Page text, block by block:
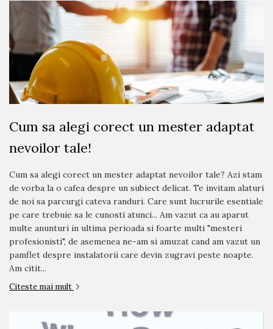
Cum sa alegi corect un mester adaptat
nevoilor tale!
Cum sa alegi corect un mester adaptat nevoilor tale? Azi stam
de vorba la o cafea despre un subiect delicat. Te invitam alaturi
de noi sa parcurgi cateva randuri. Care sunt lucrurile esentiale
pe care trebuie sa le cunosti atunci... Am vazut ca au aparut
multe anunturi in ultima perioada si foarte multi "mesteri
profesionisti", de asemenea ne-am si amuzat cand am vazut un
pamflet despre instalatorii care devin zugravi peste noapte.
Am citit...
Citeste mai mult